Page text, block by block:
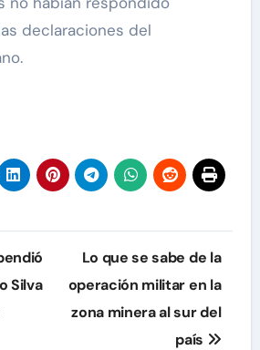
declaraciones del
Silva
Lo que se sabe de la
operación militar en la
zona minera al sur del
país